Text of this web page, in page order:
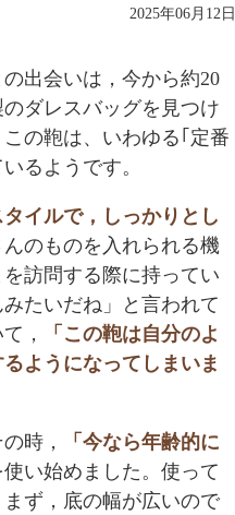
2025年06月12日
出会いは，今から約20
ダレスバッグを見つけ
の鞄は、いわゆる｢定番
るようです。
イルで，しっかりとし
のものを入れられる機
訪問する際に持ってい
たいだね」と言われて
，
「この鞄は自分のよ
ようになってしまいま
時，
「今なら年齢的に
い始めました。使って
まず，底の幅が広いので